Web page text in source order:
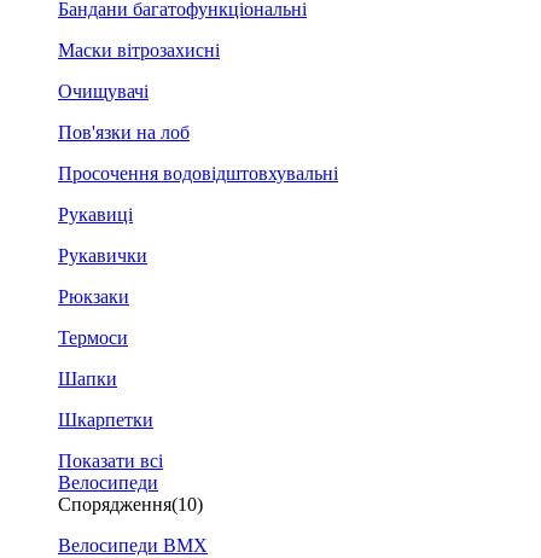
Бандани багатофункціональні
Маски вітрозахисні
Очищувачі
Пов'язки на лоб
Просочення водовідштовхувальні
Рукавиці
Рукавички
Рюкзаки
Термоси
Шапки
Шкарпетки
Показати всі
Велосипеди
Спорядження(10)
Велосипеди BMX